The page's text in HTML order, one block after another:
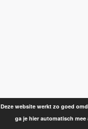
Deze website werkt zo goed
ga je hier automatisch mee